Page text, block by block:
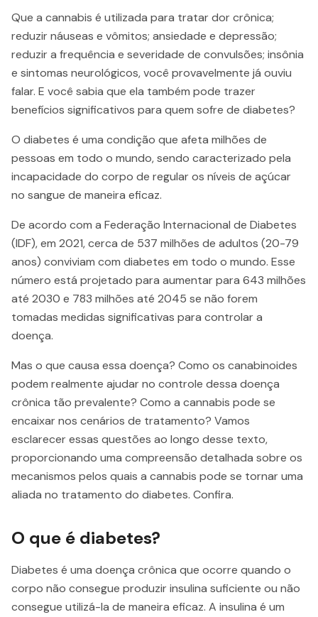
Que a cannabis é utilizada para tratar dor crônica;
reduzir náuseas e vômitos; ansiedade e depressão;
reduzir a frequência e severidade de convulsões; insônia
e sintomas neurológicos, você provavelmente já ouviu
falar. E você sabia que ela também pode trazer
benefícios significativos para quem sofre de diabetes?
O diabetes é uma condição que afeta milhões de
pessoas em todo o mundo, sendo caracterizado pela
incapacidade do corpo de regular os níveis de açúcar
no sangue de maneira eficaz.
De acordo com a Federação Internacional de Diabetes
(IDF), em 2021, cerca de 537 milhões de adultos (20-79
anos) conviviam com diabetes em todo o mundo. Esse
número está projetado para aumentar para 643 milhões
até 2030 e 783 milhões até 2045 se não forem
tomadas medidas significativas para controlar a
doença.
Mas o que causa essa doença? Como os canabinoides
podem realmente ajudar no controle dessa doença
crônica tão prevalente? Como a cannabis pode se
encaixar nos cenários de tratamento? Vamos
esclarecer essas questões ao longo desse texto,
proporcionando uma compreensão detalhada sobre os
mecanismos pelos quais a cannabis pode se tornar uma
aliada no tratamento do diabetes. Confira.
O que é diabetes?
Diabetes é uma doença crônica que ocorre quando o
corpo não consegue produzir insulina suficiente ou não
consegue utilizá-la de maneira eficaz. A insulina é um